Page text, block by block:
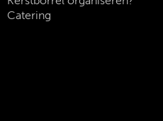
Catering